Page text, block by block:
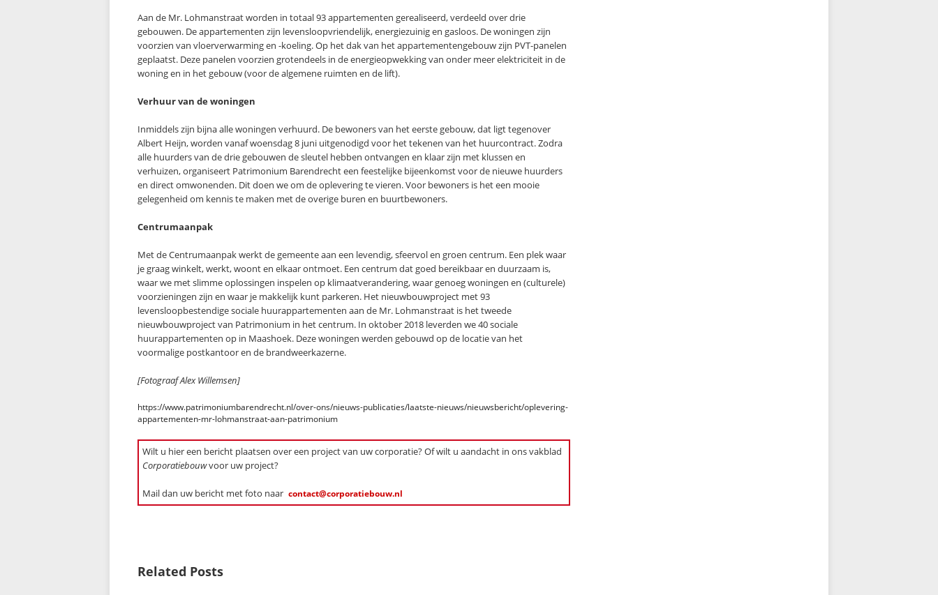
Aan de Mr. Lohmanstraat worden in totaal 93 appartementen gerealiseerd, verdeeld over drie
gebouwen. De appartementen zijn levensloopvriendelijk, energiezuinig en gasloos. De woningen zijn
voorzien van vloerverwarming en -koeling. Op het dak van het appartementengebouw zijn PVT-panelen
geplaatst. Deze panelen voorzien grotendeels in de energieopwekking van onder meer elektriciteit in de
woning en in het gebouw (voor de algemene ruimten en de lift).
Verhuur van de woningen
Inmiddels zijn bijna alle woningen verhuurd. De bewoners van het eerste gebouw, dat ligt tegenover
Albert Heijn, worden vanaf woensdag 8 juni uitgenodigd voor het tekenen van het huurcontract. Zodra
alle huurders van de drie gebouwen de sleutel hebben ontvangen en klaar zijn met klussen en
verhuizen, organiseert Patrimonium Barendrecht een feestelijke bijeenkomst voor de nieuwe huurders
en direct omwonenden. Dit doen we om de oplevering te vieren. Voor bewoners is het een mooie
gelegenheid om kennis te maken met de overige buren en buurtbewoners.
Centrumaanpak
Met de Centrumaanpak werkt de gemeente aan een levendig, sfeervol en groen centrum. Een plek waar
je graag winkelt, werkt, woont en elkaar ontmoet. Een centrum dat goed bereikbaar en duurzaam is,
waar we met slimme oplossingen inspelen op klimaatverandering, waar genoeg woningen en (culturele)
voorzieningen zijn en waar je makkelijk kunt parkeren. Het nieuwbouwproject met 93
levensloopbestendige sociale huurappartementen aan de Mr. Lohmanstraat is het tweede
nieuwbouwproject van Patrimonium in het centrum. In oktober 2018 leverden we 40 sociale
huurappartementen op in Maashoek. Deze woningen werden gebouwd op de locatie van het
voormalige postkantoor en de brandweerkazerne.
[Fotograaf Alex Willemsen]
https://www.patrimoniumbarendrecht.nl/over-ons/nieuws-publicaties/laatste-nieuws/nieuwsbericht/oplevering-
appartementen-mr-lohmanstraat-aan-patrimonium
Wilt u hier een bericht plaatsen over een project van uw corporatie? Of wilt u aandacht in ons vakblad
Corporatiebouwvoor uw project?
Mail dan uw bericht met foto naar contact@corporatiebouw.nl
Related Posts